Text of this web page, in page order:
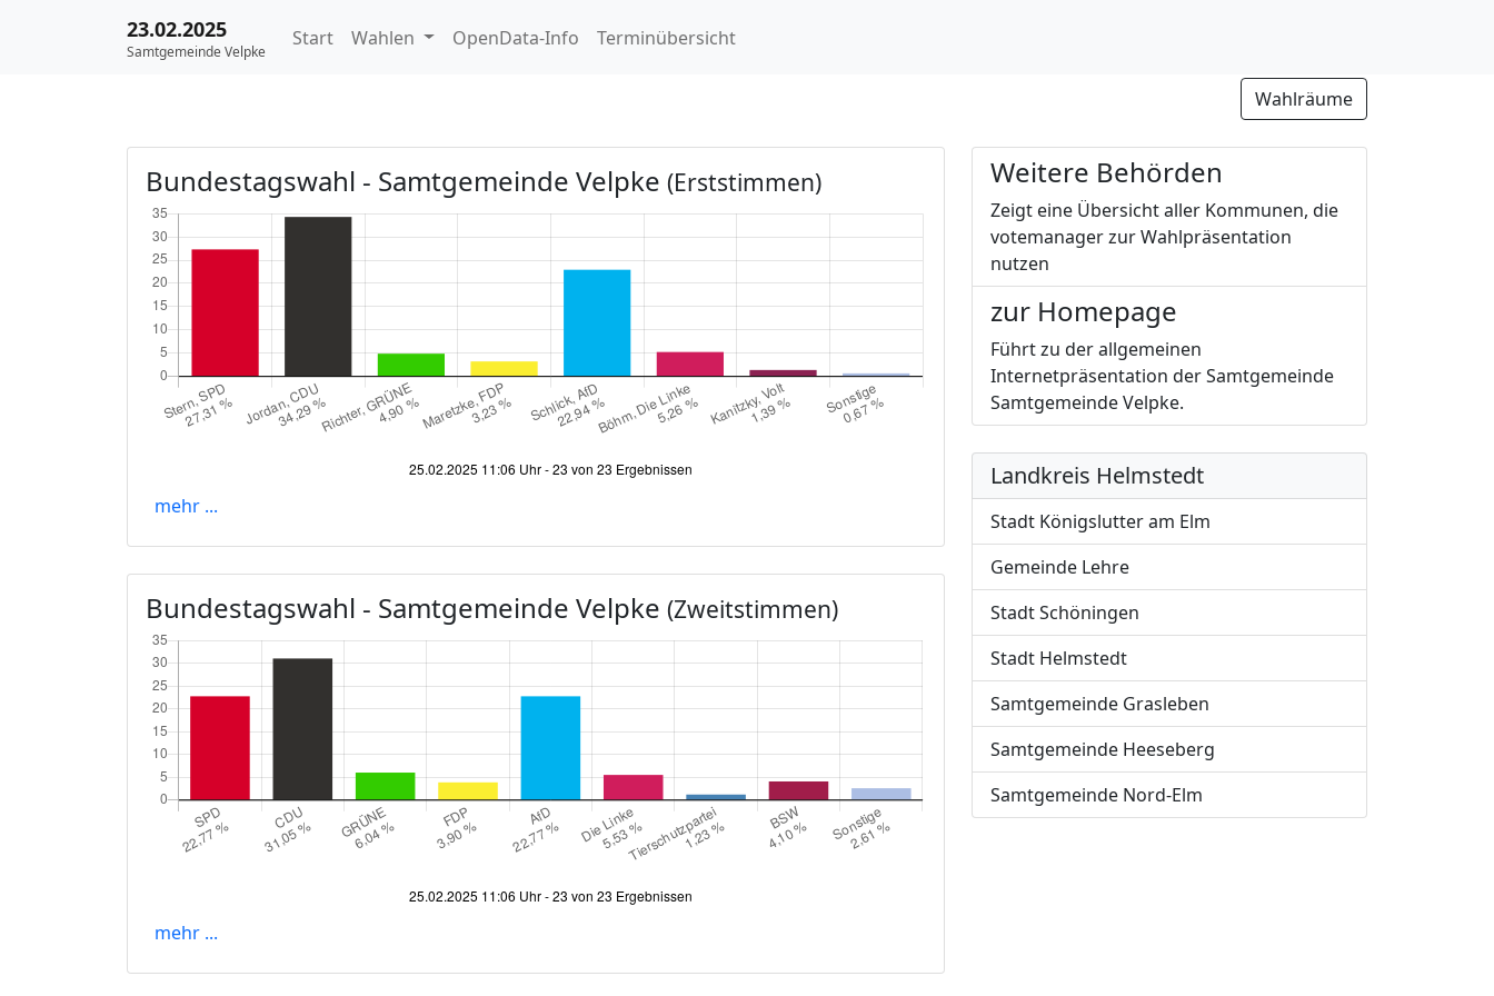
23.02.2025
Samtgemeinde Velpke
Start Wahlen OpenData-Info Terminübersicht
Wahlräume
Bundestagswahl - Samtgemeinde Velpke (Erststimmen)
mehr ...
Bundestagswahl - Samtgemeinde Velpke (Zweitstimmen)
mehr ...
Weitere Behörden
Zeigt eine Übersicht aller Kommunen, die
votemanager zur Wahlpräsentation
nutzen
zur Homepage
Führt zu der allgemeinen
Internetpräsentation der Samtgemeinde
Samtgemeinde Velpke.
Landkreis Helmstedt
Stadt Königslutter am Elm
Gemeinde Lehre
Stadt Schöningen
Stadt Helmstedt
Samtgemeinde Grasleben
Samtgemeinde Heeseberg
Samtgemeinde Nord-Elm